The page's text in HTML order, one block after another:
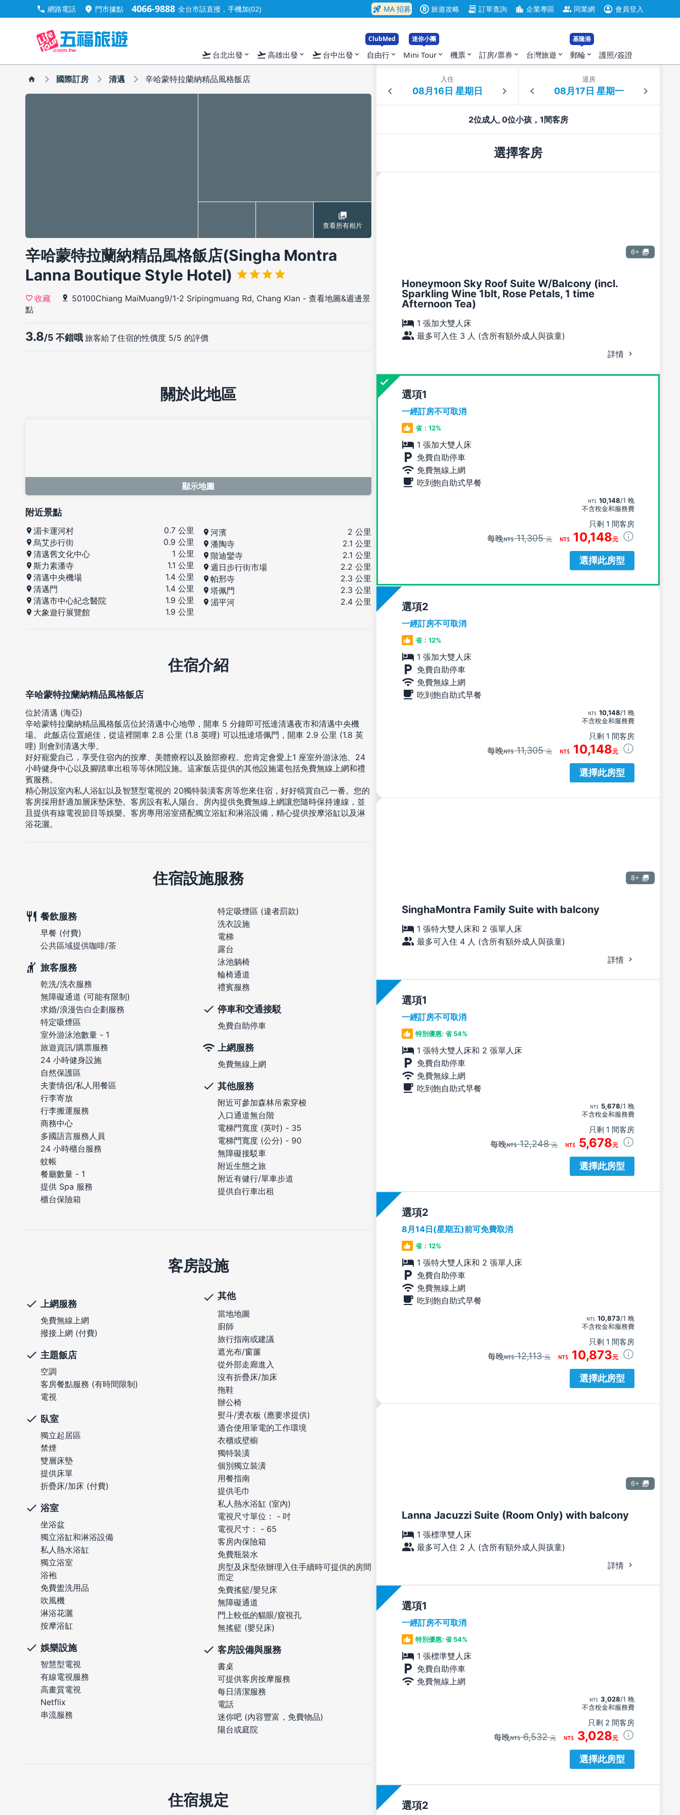
call 網路電話 location_on 門市據點 4066-9888 全台市話直撥，手機加(02) rocket_launch MA 招募 B 旅遊攻略 contract 訂單查詢 location_city 企業專區 group 同業網 account_circle 會員登入
flight_takeoff 台北出發 expand_more flight_takeoff高雄出發 expand_more flight_takeoff 台中出發 expand_more
ClubMed
自由行 expand_more
迷你小團
Mini Tour expand_more 機票 expand_more 訂房/票券 expand_more 台灣旅遊 expand_more
基隆港
郵輪 expand_more 護照/簽證
國際訂房 清邁 辛哈蒙特拉蘭納精品風格飯店
查看所有相片
辛哈蒙特拉蘭納精品風格飯店(Singha Montra
Lanna Boutique Style Hotel)
收藏 50100Chiang MaiMuang9/1-2 Sripingmuang Rd, Chang Klan - 查看地圖&週邊景
點
3.8/5 不錯哦 旅客給了住宿的性價度 5/5 的評價
入住 退房
2位成人, 0位小孩，1間客房
選擇客房
6+
Honeymoon Sky Roof Suite W/Balcony (incl.
Sparkling Wine 1blt, Rose Petals, 1 time
Afternoon Tea)
1 張加大雙人床
最多可入住 3 人 (含所有額外成人與孩童)
詳情
選項
一經訂房不可取消
省：12%
1 張加大雙人床
免費自助停車
免費無線上網
吃到飽自助式早餐
10,148/1 晚
不含稅金和服務費
只剩 1 間客房
每晚 11,305元 10,148元
選擇此房型
選項
一經訂房不可取消
省：12%
1 張加大雙人床
免費自助停車
免費無線上網
吃到飽自助式早餐
10,148/1 晚
不含稅金和服務費
只剩 1 間客房
每晚 11,305元 10,148元
選擇此房型
8+
SinghaMontra Family Suite with balcony
1 張特大雙人床和 2 張單人床
最多可入住 4 人 (含所有額外成人與孩童)
詳情
選項
一經訂房不可取消
特別優惠: 省 54%
1 張特大雙人床和 2 張單人床
免費自助停車
免費無線上網
吃到飽自助式早餐
5,678/1 晚
不含稅金和服務費
只剩 1 間客房
每晚 12,248元 5,678元
選擇此房型
選項
8月14日(星期五)前可免費取消
省：12%
1 張特大雙人床和 2 張單人床
免費自助停車
免費無線上網
吃到飽自助式早餐
10,873/1 晚
不含稅金和服務費
只剩 1 間客房
每晚 12,113元 10,873元
選擇此房型
6+
Lanna Jacuzzi Suite (Room Only) with balcony
1 張標準雙人床
最多可入住 2 人 (含所有額外成人與孩童)
詳情
選項
一經訂房不可取消
特別優惠: 省 54%
1 張標準雙人床
免費自助停車
免費無線上網
3,028/1 晚
不含稅金和服務費
只剩 2 間客房
每晚 6,532元 3,028元
選擇此房型
選項
關於此地區
顯示地圖
附近景點
湄卡運河村
0.7 公里
烏艾步行街
0.9 公里
清邁舊文化中心
1 公里
斯力素潘寺
1.1 公里
清邁中央機場
1.4 公里
清邁門
1.4 公里
清邁市中心紀念醫院
1.9 公里
大象遊行展覽館
1.9 公里
河濱
2 公里
潘陶寺
2.1 公里
階迪鑾寺
2.1 公里
週日步行街市場
2.2 公里
帕邢寺
2.3 公里
塔佩門
2.3 公里
湄平河
2.4 公里
住宿介紹
辛哈蒙特拉蘭納精品風格飯店
位於清邁 (海亞)
辛哈蒙特拉蘭納精品風格飯店位於清邁中心地帶，開車 5 分鐘即可抵達清邁夜市和清邁中央機
場。 此飯店位置絕佳，從這裡開車 2.8 公里 (1.8 英哩) 可以抵達塔佩門，開車 2.9 公里 (1.8 英
哩) 則會到清邁大學。
好好寵愛自己，享受住宿內的按摩、美體療程以及臉部療程。您肯定會愛上1 座室外游泳池、24
小時健身中心以及腳踏車出租等等休閒設施。這家飯店提供的其他設施還包括免費無線上網和禮
賓服務。
精心附設室內私人浴缸以及智慧型電視的 20獨特裝潢客房等您來住宿，好好犒賞自己一番。您的
客房採用舒適加層床墊床墊。客房設有私人陽台。房內提供免費無線上網讓您隨時保持連線，並
且提供有線電視節目等娛樂。客房專用浴室搭配獨立浴缸和淋浴設備，精心提供按摩浴缸以及淋
浴花灑。
住宿設施服務
餐飲服務
早餐 (付費)
公共區域提供咖啡/茶
旅客服務
乾洗/洗衣服務
無障礙通道 (可能有限制)
求婚/浪漫告白企劃服務
特定吸煙區
室外游泳池數量 - 1
旅遊資訊/購票服務
24 小時健身設施
自然保護區
夫妻情侶/私人用餐區
行李寄放
行李搬運服務
商務中心
多國語言服務人員
24 小時櫃台服務
蚊帳
餐廳數量 - 1
提供 Spa 服務
櫃台保險箱
特定吸煙區 (違者罰款)
洗衣設施
電梯
露台
泳池躺椅
輪椅通道
禮賓服務
停車和交通接駁
免費自助停車
上網服務
免費無線上網
其他服務
附近可參加森林吊索穿梭
入口通道無台階
電梯門寬度 (英吋) - 35
電梯門寬度 (公分) - 90
無障礙接駁車
附近生態之旅
附近有健行/單車步道
提供自行車出租
客房設施
上網服務
免費無線上網
撥接上網 (付費)
主題飯店
空調
客房餐點服務 (有時間限制)
電視
臥室
獨立起居區
禁煙
雙層床墊
提供床單
折疊床/加床 (付費)
浴室
坐浴盆
獨立浴缸和淋浴設備
私人熱水浴缸
獨立浴室
浴袍
免費盥洗用品
吹風機
淋浴花灑
按摩浴缸
娛樂設施
智慧型電視
有線電視服務
高畫質電視
Netflix
串流服務
其他
當地地圖
廚師
旅行指南或建議
遮光布/窗簾
從外部走廊進入
沒有折疊床/加床
拖鞋
辦公椅
熨斗/燙衣板 (應要求提供)
適合使用筆電的工作環境
衣櫃或壁櫥
獨特裝潢
個別獨立裝潢
用餐指南
提供毛巾
私人熱水浴缸 (室內)
電視尺寸單位： - 吋
電視尺寸： - 65
客房內保險箱
免費瓶裝水
房型及床型依辦理入住手續時可提供的房間
而定
免費搖籃/嬰兒床
無障礙通道
門上較低的貓眼/窺視孔
無搖籃 (嬰兒床)
客房設備與服務
書桌
可提供客房按摩服務
每日清潔服務
電話
迷你吧 (內容豐富，免費物品)
陽台或庭院
住宿規定